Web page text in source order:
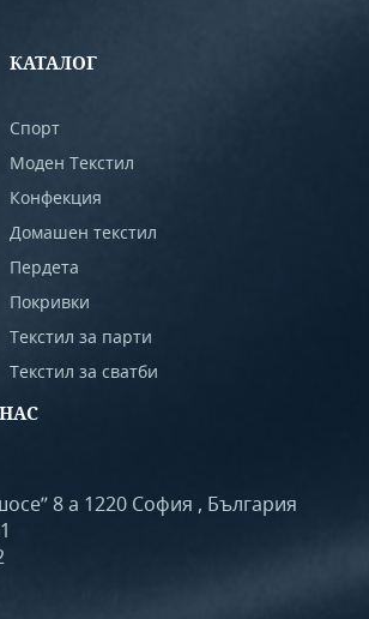
КАТАЛОГ
Спорт
Моден Текстил
Конфекция
Домашен текстил
Пердета
Покривки
Текстил за парти
Текстил за сватби
8 а 1220 София , България